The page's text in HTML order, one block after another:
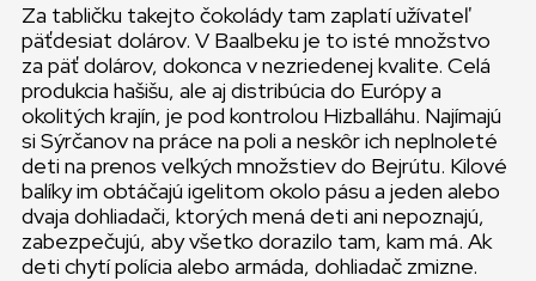
Za tabličku takejto čokolády tam zaplatí užívateľ
päťdesiat dolárov. V Baalbeku je to isté množstvo
za päť dolárov, dokonca v nezriedenej kvalite. Celá
produkcia hašišu, ale aj distribúcia do Európy a
okolitých krajín, je pod kontrolou Hizballáhu. Najímajú
si Sýrčanov na práce na poli a neskôr ich neplnoleté
deti na prenos veľkých množstiev do Bejrútu. Kilové
balíky im obtáčajú igelitom okolo pásu a jeden alebo
dvaja dohliadači, ktorých mená deti ani nepoznajú,
zabezpečujú, aby všetko dorazilo tam, kam má. Ak
deti chytí polícia alebo armáda, dohliadač zmizne.